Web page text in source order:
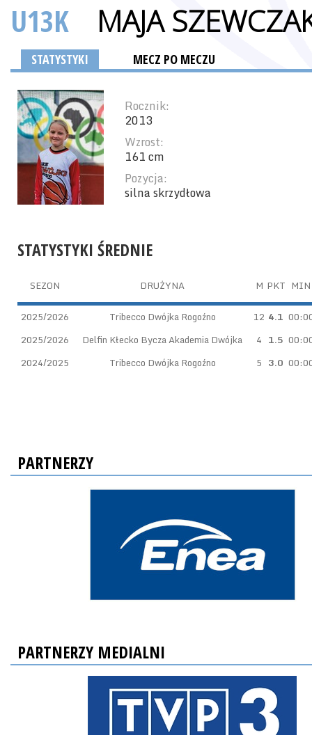
U13K MAJA
STATYSTYKI MECZ PO MECZU
Rocznik:
2013
Wzrost:
161 cm
Pozycja:
silna skrzydłowa
STATYSTYKI ŚREDNIE
SEZON DRUŻYNA M PKT MIN
2025/2026 Tribecco Dwójka Rogoźno 12 4.1
2025/2026
Delfin Kłecko Bycza Akademia Dwójka 4 1.5
2024/2025
Tribecco Dwójka Rogoźno 5 3.0
PARTNERZY
PARTNERZY MEDIALNI